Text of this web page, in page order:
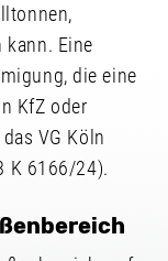
Eine
die eine
KfZ oder
VG Köln
K 6166/24).